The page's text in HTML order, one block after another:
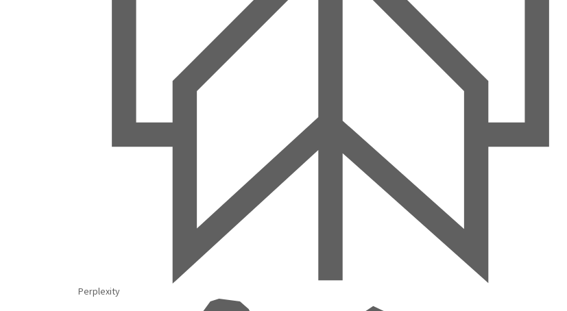
Perplexity